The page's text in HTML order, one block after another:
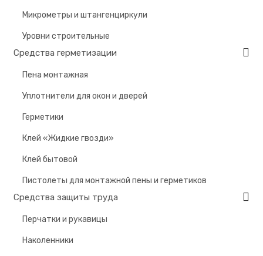
Микрометры и штангенциркули
Уровни строительные
Средства герметизации
Пена монтажная
Уплотнители для окон и дверей
Герметики
Клей «Жидкие гвозди»
Клей бытовой
Пистолеты для монтажной пены и герметиков
Средства защиты труда
Перчатки и рукавицы
Наколенники